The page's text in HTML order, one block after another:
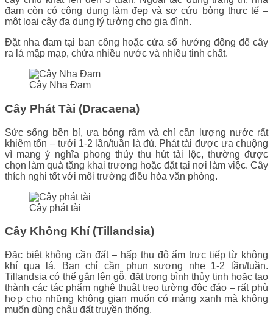
đam còn có công dụng làm đẹp và sơ cứu bỏng thực tế –
một loại cây đa dụng lý tưởng cho gia đình.
Đặt nha đam tại ban công hoặc cửa sổ hướng đông để cây
ra lá mập mạp, chứa nhiều nước và nhiều tinh chất.
Cây Nha Đam
Cây Phát Tài (Dracaena)
Sức sống bền bỉ, ưa bóng râm và chỉ cần lượng nước rất
khiêm tốn – tưới 1-2 lần/tuần là đủ. Phát tài được ưa chuộng
vì mang ý nghĩa phong thủy thu hút tài lộc, thường được
chọn làm quà tặng khai trương hoặc đặt tại nơi làm việc. Cây
thích nghi tốt với môi trường điều hòa văn phòng.
Cây phát tài
Cây Không Khí (Tillandsia)
Đặc biệt không cần đất – hấp thụ độ ẩm trực tiếp từ không
khí qua lá. Bạn chỉ cần phun sương nhẹ 1-2 lần/tuần.
Tillandsia có thể gắn lên gỗ, đặt trong bình thủy tinh hoặc tạo
thành các tác phẩm nghệ thuật treo tường độc đáo – rất phù
hợp cho những không gian muốn có mảng xanh mà không
muốn dùng chậu đất truyền thống.